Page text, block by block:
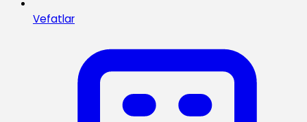
Vefatlar